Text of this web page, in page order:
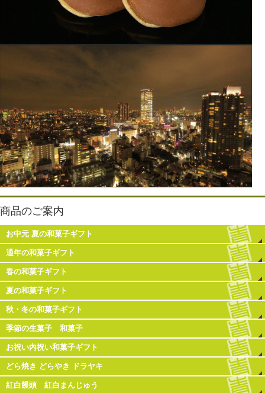
商品のご案内
お中元 夏の和菓子ギフト
通年の和菓子ギフト
春の和菓子ギフト
夏の和菓子ギフト
秋・冬の和菓子ギフト
季節の生菓子 和菓子
お祝い内祝い和菓子ギフト
どら焼き どらやき ドラヤキ
紅白饅頭 紅白まんじゅう